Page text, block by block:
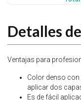
Detalles
Ventajas para
Color denso con
aplicar dos
⁠Es de fácil